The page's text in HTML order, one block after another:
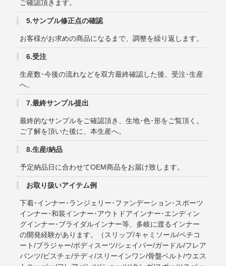
ご確認頂きます。
5.サンプル修正点の確認
お客様がお求めの商品になるまで、調整を繰り返します。
6.受注
生産数･今後の流れなどを双方最終確認した後、受注･生産
へ。
7.最終サンプル提出
最終的なサンプルをご確認頂き、生地･色･形をご覧頂く。
ご了解を頂いた後に、本生産へ。
8.生産/納品
予定納品日に合わせてOEM商品をお届け致します。
お取り扱いアイテム例
下着･インナー･ランジェリー･ファンデーション･スポーツ
インナー･和装インナー･アウトドアインナー･エンディン
グインナー･ブライダルインナー等、多岐に渡るインナー
の開発経験があります。（スリップ/キャミソール/ペチコ
ート/ブラジャー/ボディスーツ/シェイパー/ガードル/フレア
パンツ/ビスチェ/テディ/スリーインワン/骨盤ベルト/ウエス